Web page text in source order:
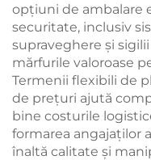
opțiuni de ambalare
securitate, inclusiv
supraveghere și
mărfurile valoroase
Termenii flexibili de
de prețuri ajută
bine costurile
formarea angajaților
înaltă calitate și